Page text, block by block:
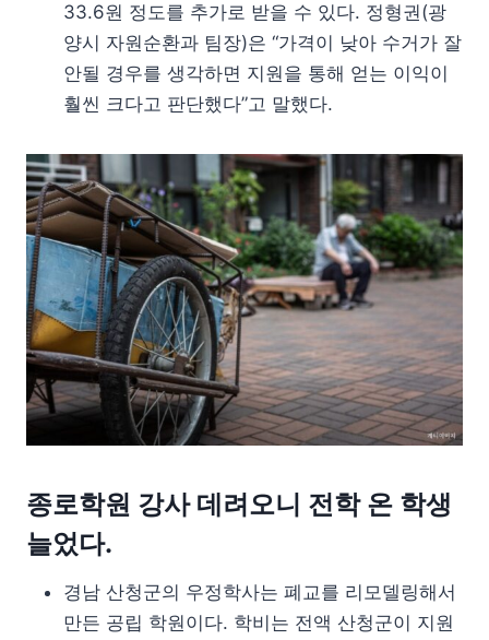
33.6원 정도를 추가로 받을 수 있다. 정형권(광
양시 자원순환과 팀장)은 “가격이 낮아 수거가 잘
안될 경우를 생각하면 지원을 통해 얻는 이익이
훨씬 크다고 판단했다”고 말했다.
종로학원 강사 데려오니 전학 온 학생
늘었다.
경남 산청군의 우정학사는 폐교를 리모델링해서
만든 공립 학원이다. 학비는 전액 산청군이 지원